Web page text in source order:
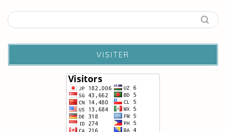
VISITER